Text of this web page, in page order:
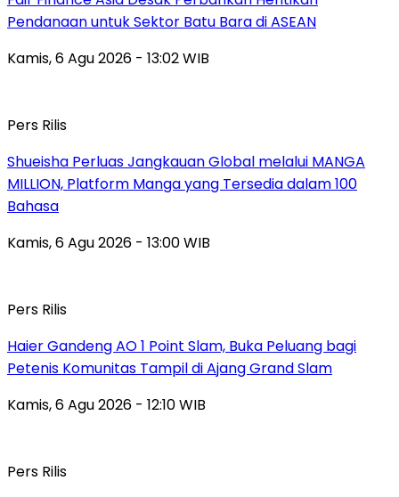
Pendanaan untuk Sektor Batu Bara di ASEAN
Kamis, 6 Agu 2026 - 13:02 WIB
Pers Rilis
Shueisha Perluas Jangkauan Global melalui MANGA
MILLION, Platform Manga yang Tersedia dalam 100
Bahasa
Kamis, 6 Agu 2026 - 13:00 WIB
Pers Rilis
Haier Gandeng AO 1 Point Slam, Buka Peluang bagi
Petenis Komunitas Tampil di Ajang Grand Slam
Kamis, 6 Agu 2026 - 12:10 WIB
Pers Rilis